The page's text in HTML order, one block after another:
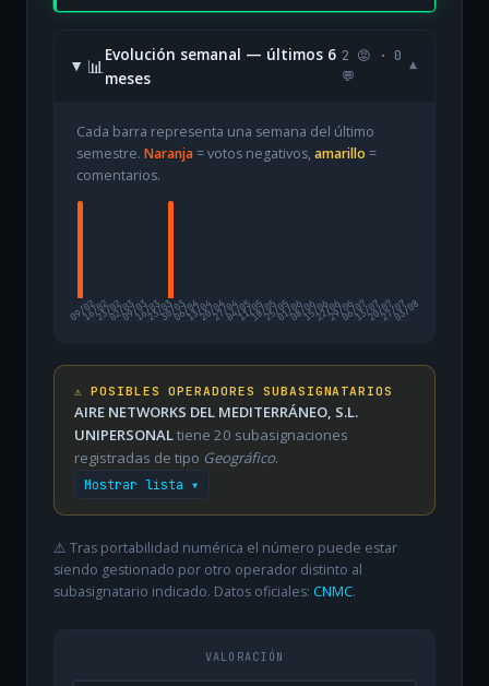
📊
Evolución semanal — últimos 6
meses
2 😡 · 0
💬
▾
Cada barra representa una semana del último
semestre. Naranja= votos negativos, amarillo =
comentarios.
09/02
16/0223/0202/0309/0316/0323/0330/0306/0413/0420/0427/0404/0511/0518/0525/0501/0608/0615/0622/0629/0606/0713/0720/0727/07
03/08
⚠️ POSIBLES OPERADORES SUBASIGNATARIOS
AIRE NETWORKS DEL MEDITERRÁNEO, S.L.
UNIPERSONALtiene 20 subasignaciones
registradas de tipo Geográfico.
Mostrar lista ▾
⚠️ Tras portabilidad numérica el número puede estar
siendo gestionado por otro operador distinto al
subasignatario indicado. Datos oficiales: CNMC.
VALORACIÓN